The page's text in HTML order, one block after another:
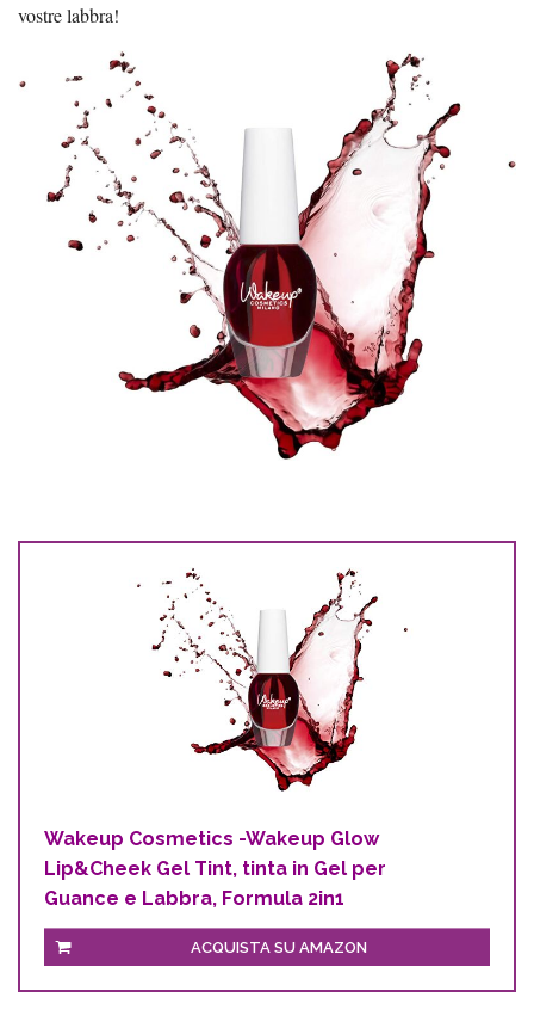
vostre labbra!
Wakeup Cosmetics -Wakeup Glow
Lip&Cheek Gel Tint, tinta in Gel per
Guance e Labbra, Formula 2in1
ACQUISTA SU AMAZON